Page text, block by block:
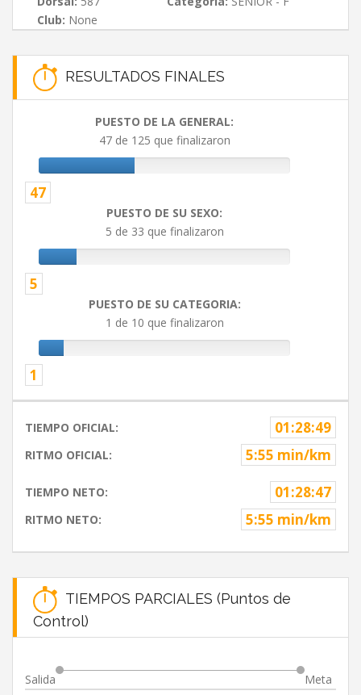
Club: None
RESULTADOS FINALES
PUESTO DE LA GENERAL:
47 de 125 que finalizaron
47
PUESTO DE SU SEXO:
5 de 33 que finalizaron
5
PUESTO DE SU CATEGORIA:
1 de 10 que finalizaron
1
TIEMPO OFICIAL: 01:28:49
RITMO OFICIAL: 5:55 min/km
TIEMPO NETO: 01:28:47
RITMO NETO: 5:55 min/km
TIEMPOS PARCIALES (Puntos de
Control)
Salida Meta